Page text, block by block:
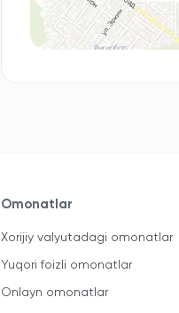
Omonatlar
Xorijiy valyutadagi omonatlar
Yuqori foizli omonatlar
Onlayn omonatlar